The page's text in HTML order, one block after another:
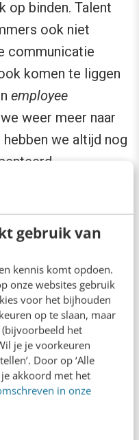
gebruik van
kennis komt opdoen.
onze websites gebruik
voor het bijhouden
op te slaan, maar
het
je je voorkeuren
Door op ‘Alle
je akkoord met het
in onze
op binden. Talent
ook niet
communicatie
komen te liggen
employee
weer meer naar
we altijd nog
en privé
– eigenlijk al
de mens naar
omgeving, leidt
tot het
het de
het goede
advocacy(en
over